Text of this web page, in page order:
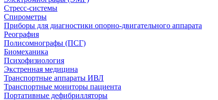
Стресс-системы
Спирометры
Приборы для диагностики опорно-двигательного аппарата
Реография
Полисомнографы (ПСГ)
Биомеханика
Психофизиология
Экстренная медицина
Транспортные аппараты ИВЛ
Транспортные мониторы пациента
Портативные дефибрилляторы